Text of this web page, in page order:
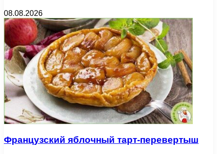
08.08.2026
Французский яблочный тарт-перевертыш